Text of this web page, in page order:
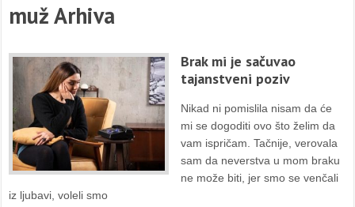
muž Arhiva
Brak mi je sačuvao
tajanstveni poziv
Nikad ni pomislila nisam da će
mi se dogoditi ovo što želim da
vam ispričam. Tačnije, verovala
sam da neverstva u mom braku
ne može biti, jer smo se venčali
iz ljubavi, voleli smo